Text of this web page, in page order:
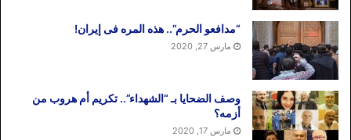
“مدافعو الحرم”.. هذه المره فی إیران!
مارس 27, 2020
وصف الضحایا بـ “الشهداء”.. تکریم أم هروب من
أزمه؟
مارس 17, 2020